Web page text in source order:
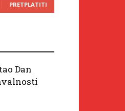
PRETPLATITI
Dan